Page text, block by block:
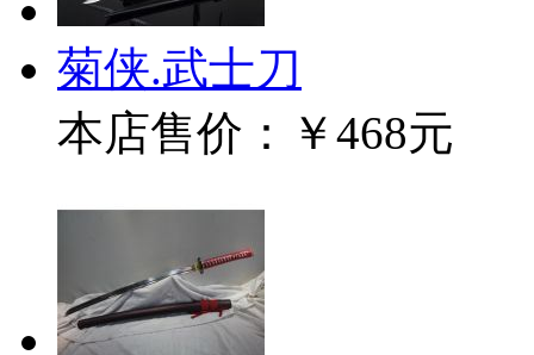
菊侠.武士刀
本店售价：
￥468元